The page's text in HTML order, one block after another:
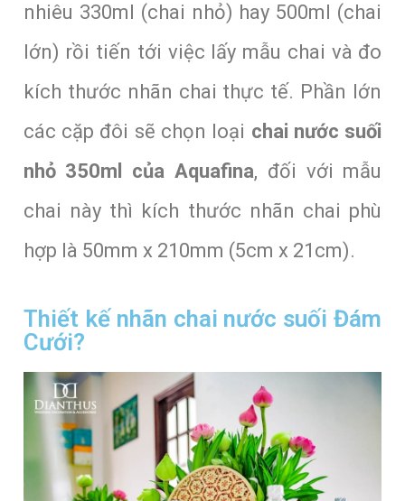
nhiêu 330ml (chai nhỏ) hay 500ml (chai
lớn) rồi tiến tới việc lấy mẫu chai và đo
kích thước nhãn chai thực tế. Phần lớn
các cặp đôi sẽ chọn loại chai nước suối
nhỏ 350ml của Aquafina, đối với mẫu
chai này thì kích thước nhãn chai phù
hợp là 50mm x 210mm (5cm x 21cm).
Thiết kế nhãn chai nước suối Đám
Cưới?